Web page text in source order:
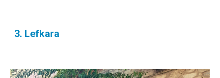
3. Lefkara